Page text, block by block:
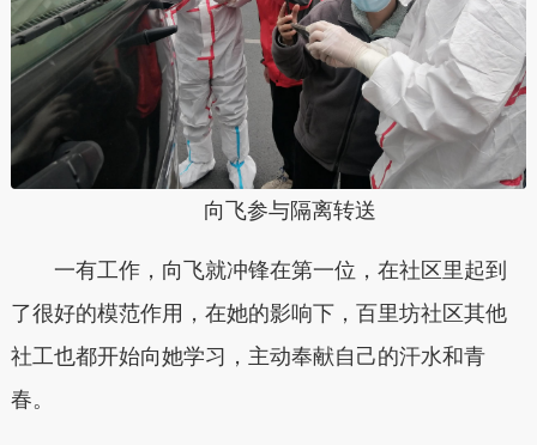
向飞参与隔离转送
一有工作，向飞就冲锋在第一位，在社区里起到
了很好的模范作用，在她的影响下，百里坊社区其他
社工也都开始向她学习，主动奉献自己的汗水和青
春。